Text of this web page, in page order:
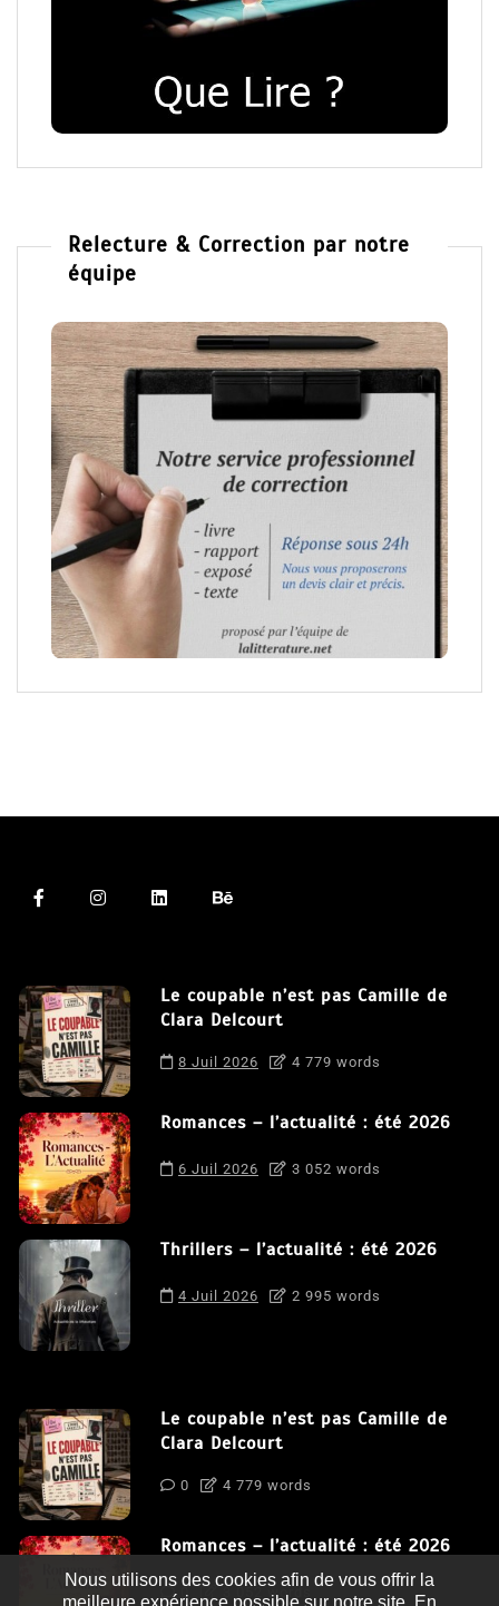
Relecture & Correction par notre
équipe
Le coupable n’est pas Camille de
Clara Delcourt
8 Juil 2026 4 779 words
Romances – l’actualité : été 2026
6 Juil 2026 3 052 words
Thrillers – l’actualité : été 2026
4 Juil 2026 2 995 words
Le coupable n’est pas Camille de
Clara Delcourt
0 4 779 words
Romances – l’actualité : été 2026
0 3 052 words
Nous utilisons des cookies afin de vous offrir la
meilleure expérience possible sur notre site. En